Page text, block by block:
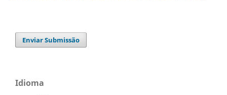
Enviar Submissão
Idioma